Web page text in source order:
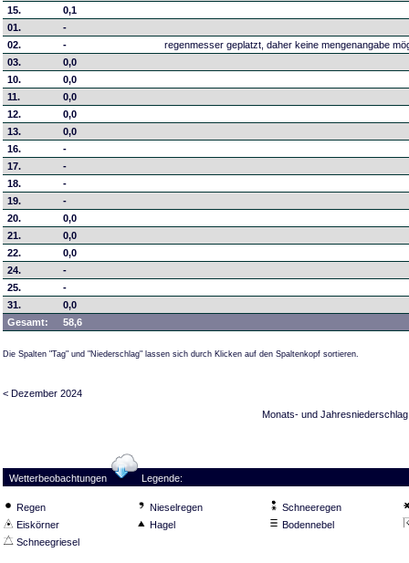
15.
0,1
01.
-
02.
-
regenmesser geplatzt, daher keine mengenangabe
03.
0,0
10.
0,0
11.
0,0
12.
0,0
13.
0,0
16.
-
17.
-
18.
-
19.
-
20.
0,0
21.
0,0
22.
0,0
24.
-
25.
-
31.
0,0
Gesamt:
58,6
Die Spalten "Tag" und "Niederschlag" lassen sich durch Klicken auf den Spaltenkopf sortieren.
< Dezember 2024
Monats- und Jahresniederschlag
Wetterbeobachtungen Legende:
Regen Nieselregen
Schneeregen
Eiskörner
Hagel
Bodennebel
Schneegriesel